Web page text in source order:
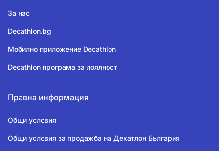
За нас
Decathlon.bg
Мобилно приложение Decathlon
Decathlon програма за лоялност
Правна информация
Общи условия
Общи условия за продажба на Декатлон България